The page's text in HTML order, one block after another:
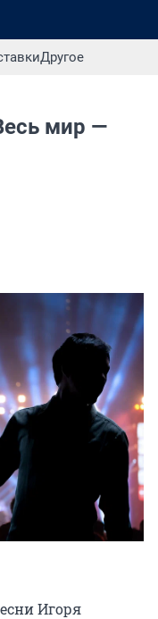
Другое
мир —
Игоря